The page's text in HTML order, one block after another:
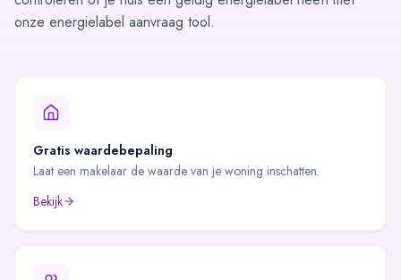
onze energielabel aanvraag tool.
Gratis waardebepaling
Laat een makelaar de waarde van je woning inschatten.
Bekijk